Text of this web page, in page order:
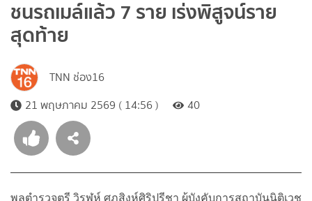
ชนรถเมล์แล้ว 7 ราย เร่งพิสูจน์ราย
สุดท้าย
TNN ช่อง16
21 พฤษภาคม 2569 ( 14:56 )
40
พลตำรวจตรี วิรุฬห์ ศุภสิงห์ศิริปรีชา ผู้บังคับการสถาบันนิติเวช